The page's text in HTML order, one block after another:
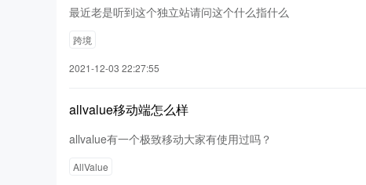
最近老是听到这个独立站请问这个什么指什么
跨境
2021-12-03 22:27:55
allvalue移动端怎么样
allvalue有一个极致移动大家有使用过吗？
AllValue